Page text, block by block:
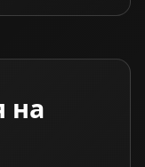
на